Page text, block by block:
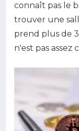
connaît pas le
trouver une
prend plus de
n'est pas assez